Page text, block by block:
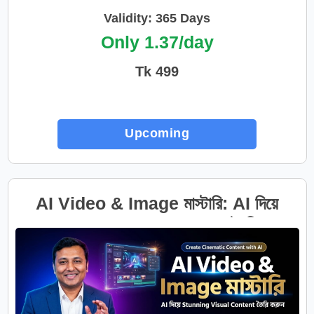
Validity: 365 Days
Only 1.37/day
Tk 499
Upcoming
AI Video & Image মাস্টারি: AI দিয়ে
Stunning Visual Content তৈরি করুন